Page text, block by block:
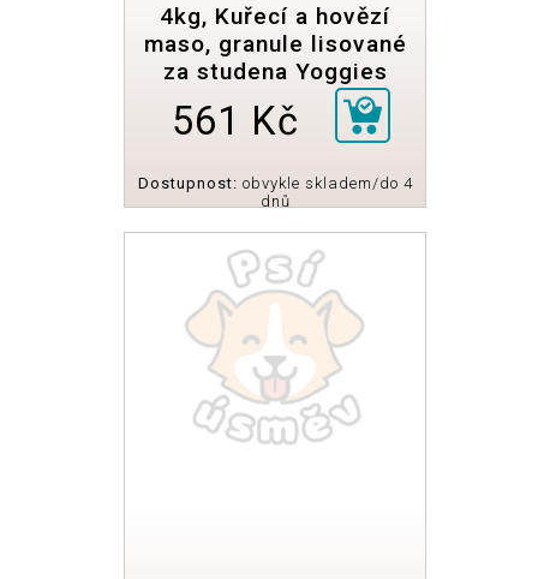
4kg, Kuřecí a hovězí
maso, granule lisované
za studena Yoggies
561 Kč
Dostupnost: obvykle skladem/do 4
dnů